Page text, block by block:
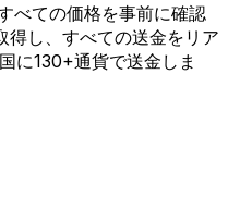
べての価格を事前に確認
得し、すべての送金をリア
に130+通貨で送金しま